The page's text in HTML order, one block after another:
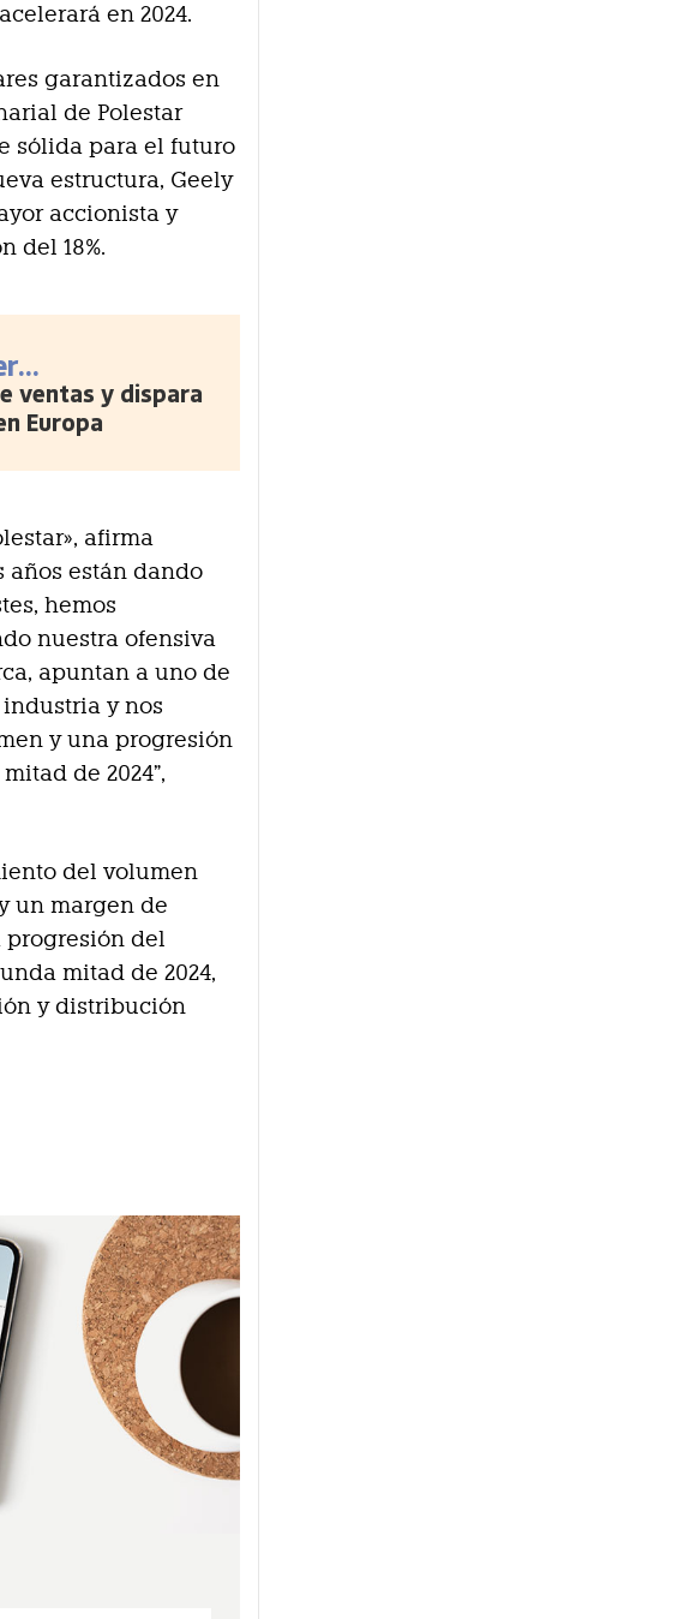
en 2024.
garantizados en
de Polestar
sólida para el futuro
estructura, Geely
accionista y
del 18%.
ventas y dispara
Europa
afirma
años están dando
hemos
nuestra ofensiva
apuntan a uno de
y nos
y una progresión
de 2024”,
del volumen
un margen de
progresión del
mitad de 2024,
y distribución